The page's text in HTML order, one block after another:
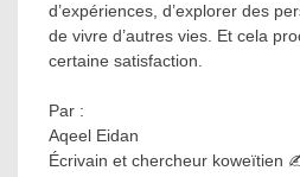
d’expériences, d’explorer des
de vivre d’autres vies. Et cela
certaine satisfaction.
Par :
Aqeel Eidan
Écrivain et chercheur koweïtien